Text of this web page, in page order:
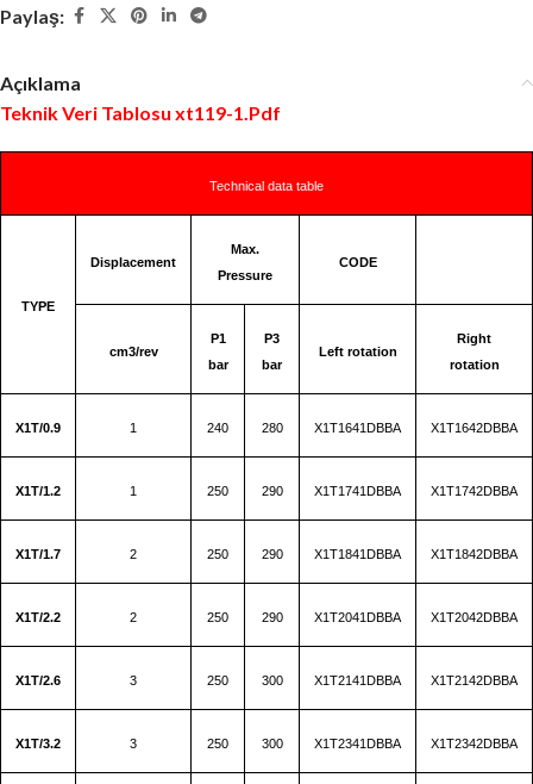
Paylaş:
Açıklama
Teknik Veri Tablosu xt119-1.Pdf
Technical data table
TYPE
Displacement
Max.
Pressure
CODE
cm3/rev
P1
bar
P3
bar
Left rotation
Right
rotation
X1T/0.9 1 240 280 X1T1641DBBA X1T1642DBBA
X1T/1.2 1 250 290 X1T1741DBBA X1T1742DBBA
X1T/1.7 2 250 290 X1T1841DBBA X1T1842DBBA
X1T/2.2 2 250 290 X1T2041DBBA X1T2042DBBA
X1T/2.6 3 250 300 X1T2141DBBA X1T2142DBBA
X1T/3.2 3 250 300 X1T2341DBBA X1T2342DBBA